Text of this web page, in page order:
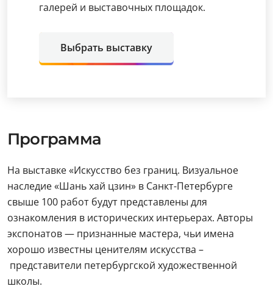
галерей и выставочных площадок.
Выбрать выставку
Программа
На выставке «Искусство без границ. Визуальное
наследие «Шань хай цзин» в Санкт-Петербурге
свыше 100 работ будут представлены для
ознакомления в исторических интерьерах. Авторы
экспонатов — признанные мастера, чьи имена
хорошо известны ценителям искусства –
представители петербургской художественной
школы.